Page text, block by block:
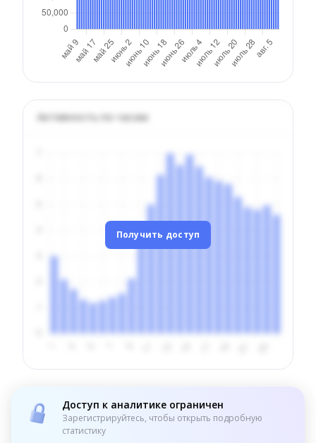
Активность по часам
Получить доступ
Доступ к аналитике ограничен
Зарегистрируйтесь, чтобы открыть подробную
статистику